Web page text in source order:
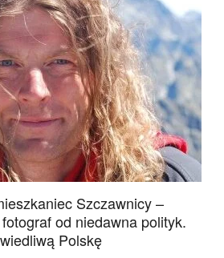
Szczawnicy –
od niedawna polityk.
Polskę